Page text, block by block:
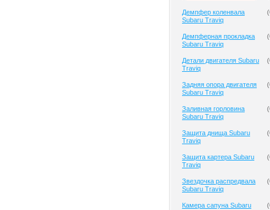
Демпфер коленвала
Subaru Traviq
(
Демпферная прокладка
Subaru Traviq
(
Детали двигателя Subaru
Traviq
(
Задняя опора двигателя
Subaru Traviq
(
Заливная горловина
Subaru Traviq
(
Защита днища Subaru
Traviq
(
Защита картера Subaru
Traviq
(
Звездочка распредвала
Subaru Traviq
(
Камера сапуна Subaru
(